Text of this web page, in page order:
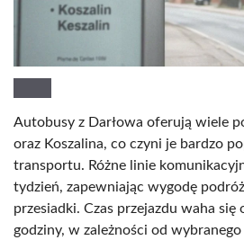
Autobusy z Darłowa oferują wiele
oraz Koszalina, co czyni je bardzo
transportu. Różne linie
tydzień, zapewniając wygodę
przesiadki. Czas przejazdu waha się
godziny, w zależności od